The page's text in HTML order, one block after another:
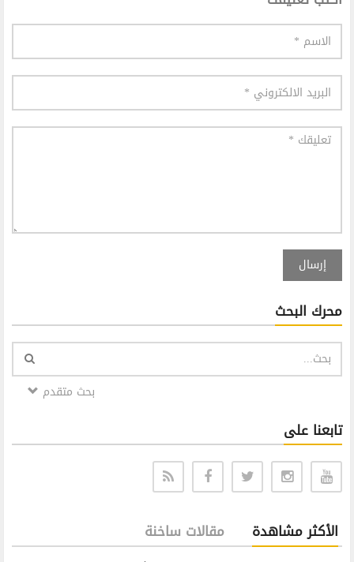
إرسال
محرك البحث
بحث متقدم
تابعنا على
الأكثر مشاهدة مقالات ساخنة